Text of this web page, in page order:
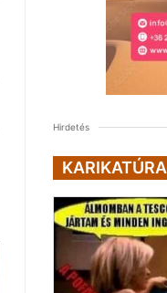
Hirdetés
KARIKATÚRA